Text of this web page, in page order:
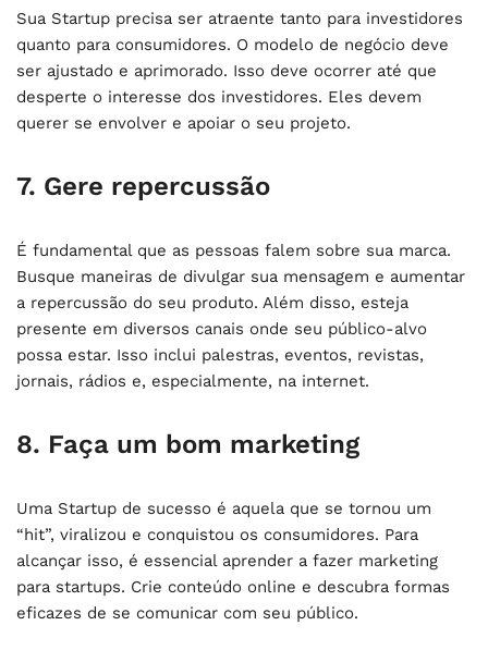
Sua Startup precisa ser atraente tanto para investidores
quanto para consumidores. O modelo de negócio deve
ser ajustado e aprimorado. Isso deve ocorrer até que
desperte o interesse dos investidores. Eles devem
querer se envolver e apoiar o seu projeto.
7. Gere repercussão
É fundamental que as pessoas falem sobre sua marca.
Busque maneiras de divulgar sua mensagem e aumentar
a repercussão do seu produto. Além disso, esteja
presente em diversos canais onde seu público-alvo
possa estar. Isso inclui palestras, eventos, revistas,
jornais, rádios e, especialmente, na internet.
8. Faça um bom marketing
Uma Startup de sucesso é aquela que se tornou um
“hit”, viralizou e conquistou os consumidores. Para
alcançar isso, é essencial aprender a fazer marketing
para startups. Crie conteúdo online e descubra formas
eficazes de se comunicar com seu público.